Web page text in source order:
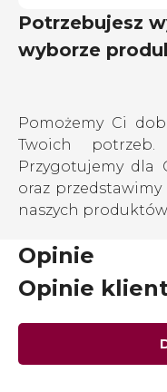
Potrzebujesz
wyborze
Pomożemy Ci
Twoich
Przygotujemy dla
oraz
naszych
Opinie
Opinie